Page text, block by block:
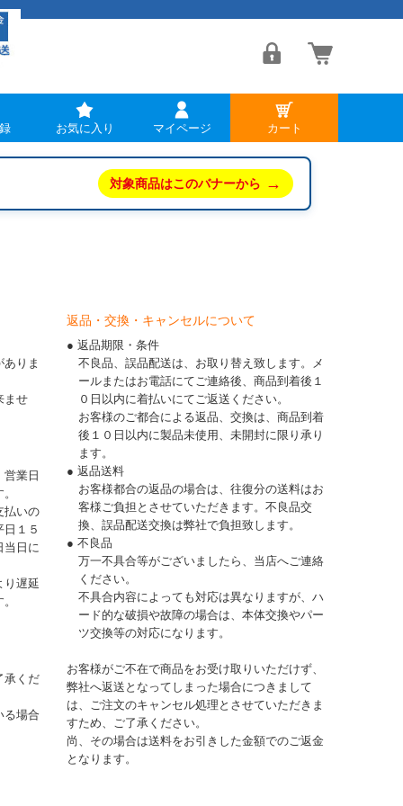
お気に入り マイページ カート
対象商品はこのバナーから →
りま
ませ
業日
払いの
１５
当日に
り遅延
承くだ
る場合
返品・交換・キャンセルについて
● 返品期限・条件
不良品、誤品配送は、お取り替え致します。メ
ールまたはお電話にてご連絡後、商品到着後１
０日以内に着払いにてご返送ください。
お客様のご都合による返品、交換は、商品到着
後１０日以内に製品未使用、未開封に限り承り
ます。
● 返品送料
お客様都合の返品の場合は、往復分の送料はお
客様ご負担とさせていただきます。不良品交
換、誤品配送交換は弊社で負担致します。
● 不良品
万一不具合等がございましたら、当店へご連絡
ください。
不具合内容によっても対応は異なりますが、ハ
ード的な破損や故障の場合は、本体交換やパー
ツ交換等の対応になります。
お客様がご不在で商品をお受け取りいただけず、
弊社へ返送となってしまった場合につきまして
は、ご注文のキャンセル処理とさせていただきま
すため、ご了承ください。
尚、その場合は送料をお引きした金額でのご返金
となります。